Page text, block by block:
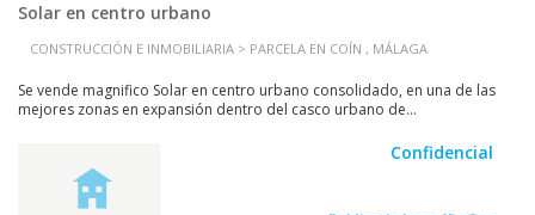
Solar en centro urbano
CONSTRUCCIÓN E INMOBILIARIA > PARCELA EN COÍN , MÁLAGA
Se vende magnifico Solar en centro urbano consolidado, en una de las
mejores zonas en expansión dentro del casco urbano de...
Confidencial